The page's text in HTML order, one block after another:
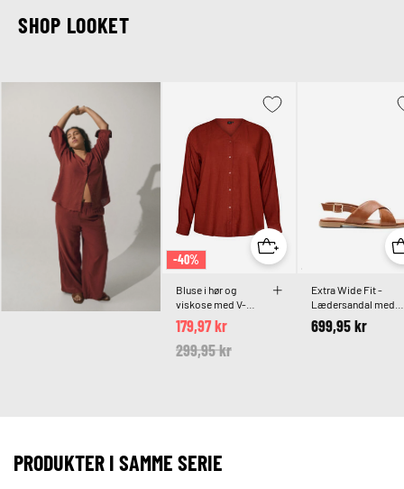
SHOP LOOKET
-40%
Bluse i hør og
viskose med V-
udskæring
Price reduced from
299,95 kr
179,97 kr
Extra Wide Fit -
Lædersandal med
krydsremme
699,95 kr
PRODUKTER I SAMME SERIE